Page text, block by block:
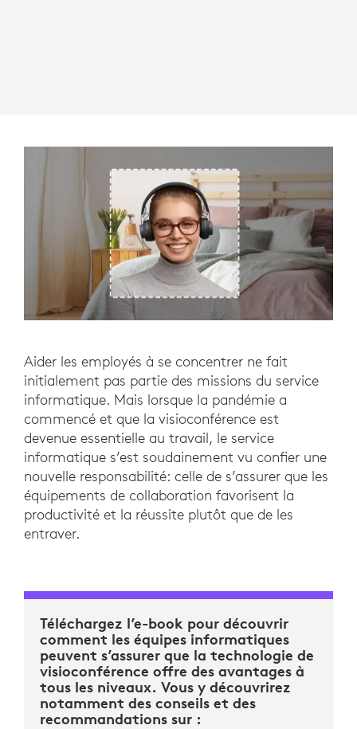
Aider les employés à se concentrer ne fait
initialement pas partie des missions du service
informatique. Mais lorsque la pandémie a
commencé et que la visioconférence est
devenue essentielle au travail, le service
informatique s’est soudainement vu confier une
nouvelle responsabilité: celle de s’assurer que les
équipements de collaboration favorisent la
productivité et la réussite plutôt que de les
entraver.
Téléchargez l’e-book pour découvrir
comment les équipes informatiques
peuvent s’assurer que la technologie de
visioconférence offre des avantages à
tous les niveaux. Vous y découvrirez
notamment des conseils et des
recommandations sur :